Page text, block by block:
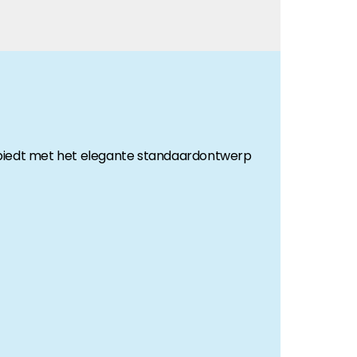
met het elegante standaardontwerp